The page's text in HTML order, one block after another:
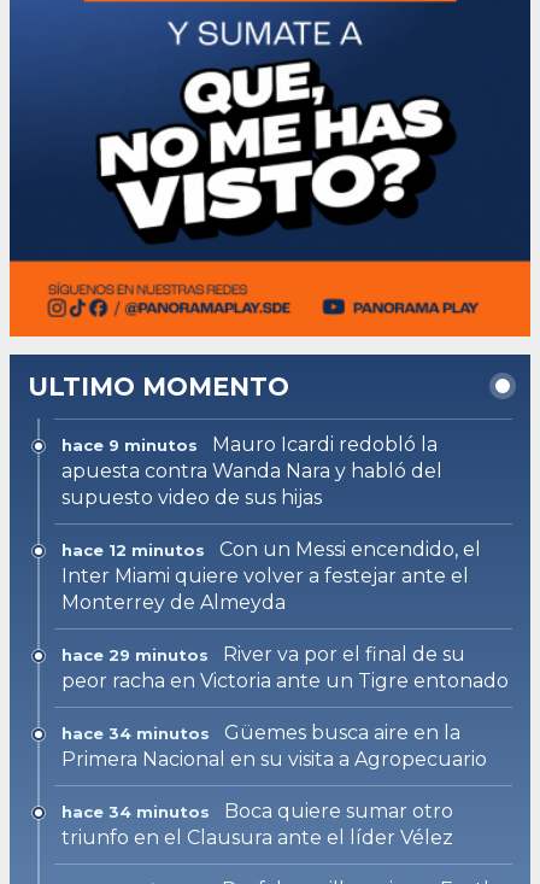
ULTIMO MOMENTO
hace 9 minutos
Mauro Icardi redobló la
apuesta contra Wanda Nara y habló del
supuesto video de sus hijas
hace 12 minutos
Con un Messi encendido, el
Inter Miami quiere volver a festejar ante el
Monterrey de Almeyda
hace 29 minutos
River va por el final de su
peor racha en Victoria ante un Tigre entonado
hace 34 minutos
Güemes busca aire en la
Primera Nacional en su visita a Agropecuario
hace 34 minutos
Boca quiere sumar otro
triunfo en el Clausura ante el líder Vélez